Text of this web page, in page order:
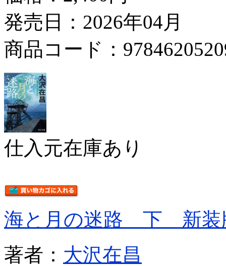
発売日：2026年04月
商品コード：
仕入元在庫あり
海と月の迷路 下 新装
著者： 大沢在昌